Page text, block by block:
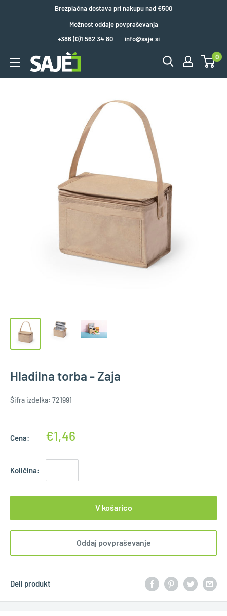
Brezplačna dostava pri nakupu nad €500
Možnost oddaje povpraševanja
+386 (0)1 562 34 80
info@saje.si
0
Hladilna torba - Zaja
Šifra izdelka: 721991
Cena: €1,46
Količina:
V košarico
Oddaj povpraševanje
Deli produkt